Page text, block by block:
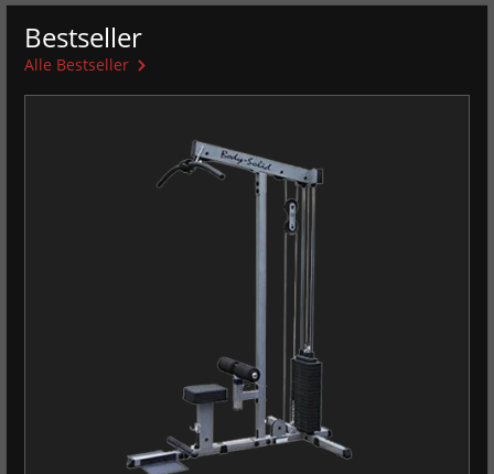
Bestseller
Alle Bestseller